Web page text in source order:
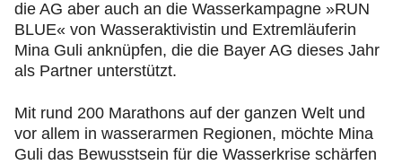
die AG aber auch an die Wasserkampagne »RUN
BLUE« von Wasseraktivistin und Extremläuferin
Mina Guli anknüpfen, die die Bayer AG dieses Jahr
als Partner unterstützt.
Mit rund 200 Marathons auf der ganzen Welt und
vor allem in wasserarmen Regionen, möchte Mina
Guli das Bewusstsein für die Wasserkrise schärfen